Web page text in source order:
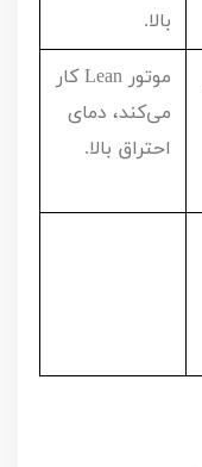
بالا.
موتور Leanکار
می‌کند، دمای
احتراق بالا.